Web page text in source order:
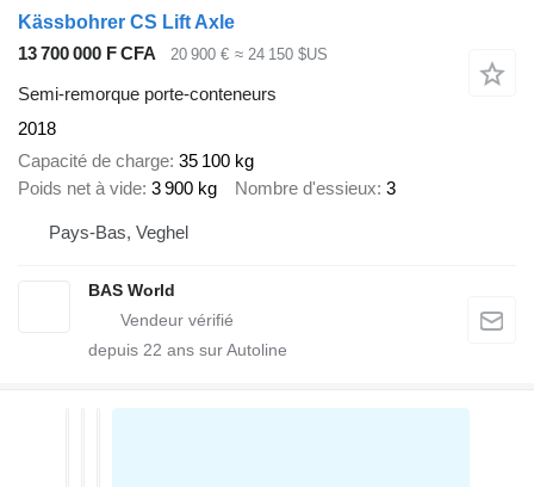
Kässbohrer CS Lift Axle
13 700 000 F CFA
20 900 € ≈ 24 150 $US
Semi-remorque porte-conteneurs
2018
Capacité de charge 35 100 kg
Poids net à vide 3 900 kg Nombre d'essieux 3
Pays-Bas, Veghel
BAS World
depuis 22 ans sur Autoline